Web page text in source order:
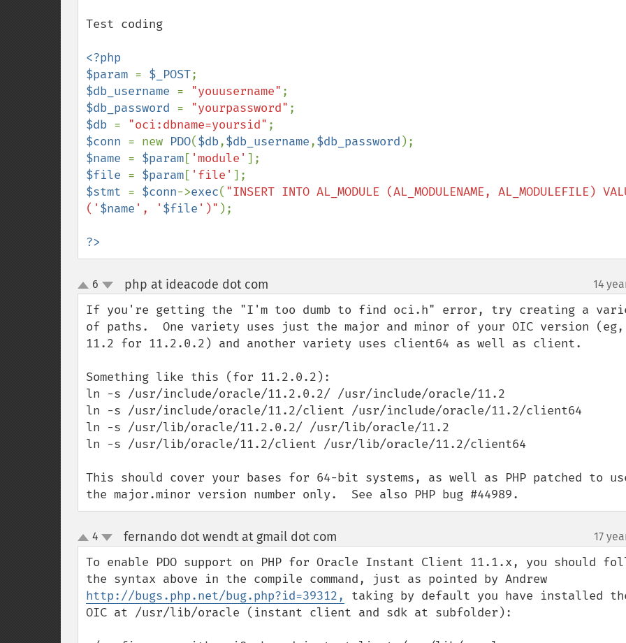
Test coding
<?php
$param = $_POST
$db_username = "youusername"
$db_password = "yourpassword"
$db = "oci:dbname=yoursid"
$conn = new PDO($db,$db_username,$db_password
$name = $param[ 'module'
$file = $param[ 'file'
$stmt = $conn->exec( "INSERT INTO AL_MODULE (AL_MODULENAME, AL_MODULEFILE)
(' $name ', ' $file ')" );
?>
up
down
6 php at ideacode dot com 14
If you're getting the "I'm too dumb to find oci.h" error, try creating a
of paths.  One variety uses just the major and minor of your OIC version (eg,
11.2 for 11.2.0.2) and another variety uses client64 as well as client.
Something like this (for 11.2.0.2):
ln -s /usr/include/oracle/11.2.0.2/ /usr/include/oracle/11.2
ln -s /usr/include/oracle/11.2/client /usr/include/oracle/11.2/client64
ln -s /usr/lib/oracle/11.2.0.2/ /usr/lib/oracle/11.2
ln -s /usr/lib/oracle/11.2/client /usr/lib/oracle/11.2/client64
This should cover your bases for 64-bit systems, as well as PHP patched to
the major.minor version number only.  See also PHP bug #44989.
up
down
4 fernando dot wendt at gmail dot com 17
To enable PDO support on PHP for Oracle Instant Client 11.1.x, you should
http://bugs.php.net/bug.php?id=39312,
taking by default you have installed
OIC at /usr/lib/oracle (instant client and sdk at subfolder):